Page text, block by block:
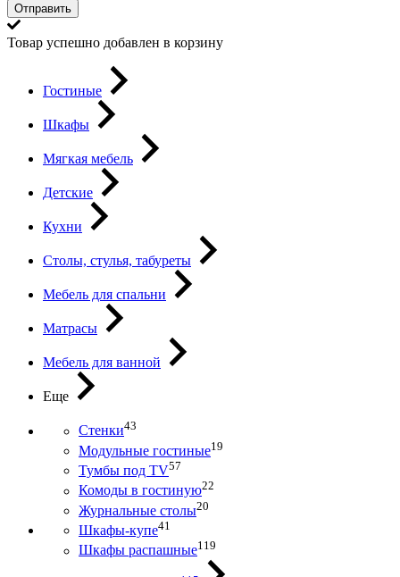
Отправить
Товар успешно добавлен в корзину
Гостиные
Шкафы
Мягкая мебель
Детские
Кухни
Столы, стулья, табуреты
Мебель для спальни
Матрасы
Мебель для ванной
Еще
Стенки43
Модульные гостиные19
Тумбы под ТV57
Комоды в гостиную22
Журнальные столы20
Шкафы-купе41
Шкафы распашные119